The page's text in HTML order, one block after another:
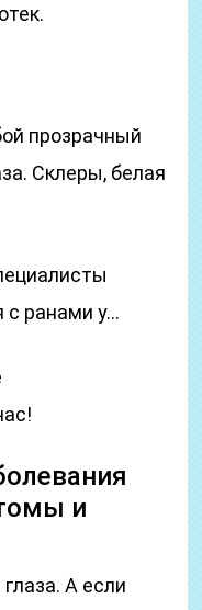
прозрачный
Склеры, белая
ранами у…
и
А если